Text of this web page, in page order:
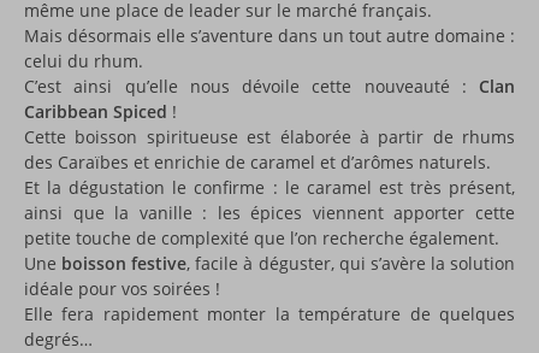
même une place de leader sur le marché français.
Mais désormais elle s’aventure dans un tout autre domaine :
celui du rhum.
C’est ainsi qu’elle nous dévoile cette nouveauté : Clan
Caribbean Spiced !
Cette boisson spiritueuse est élaborée à partir de rhums
des Caraïbes et enrichie de caramel et d’arômes naturels.
Et la dégustation le confirme : le caramel est très présent,
ainsi que la vanille : les épices viennent apporter cette
petite touche de complexité que l’on recherche également.
Une boisson festive, facile à déguster, qui s’avère la solution
idéale pour vos soirées !
Elle fera rapidement monter la température de quelques
degrés…